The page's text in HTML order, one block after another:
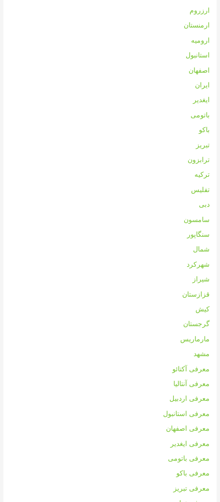
ارزروم
ارمنستان
ارومیه
استانبول
اصفهان
ایران
ایغدیر
باتومی
باکو
تبریز
ترابزون
ترکیه
تفلیس
دبی
سامسون
سنگاپور
شمال
شهرکرد
شیراز
قزازستان
کیش
گرجستان
مارماریس
مشهد
معرفی آکتائو
معرفی آنتالیا
معرفی اردبیل
معرفی استانبول
معرفی اصفهان
معرفی ایغدیر
معرفی باتومی
معرفی باکو
معرفی تبریز